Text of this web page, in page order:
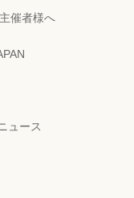
催者様へ
ュース